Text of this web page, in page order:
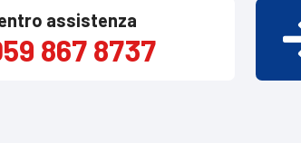
assistenza
867 8737